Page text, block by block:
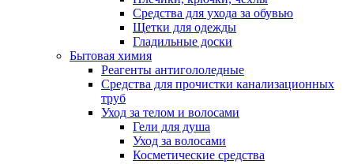
Средства для ухода за обувью
Щетки для одежды
Гладильные доски
Бытовая химия
Реагенты антигололедные
Средства для прочистки канализационных
труб
Уход за телом и волосами
Гели для душа
Уход за волосами
Косметические средства